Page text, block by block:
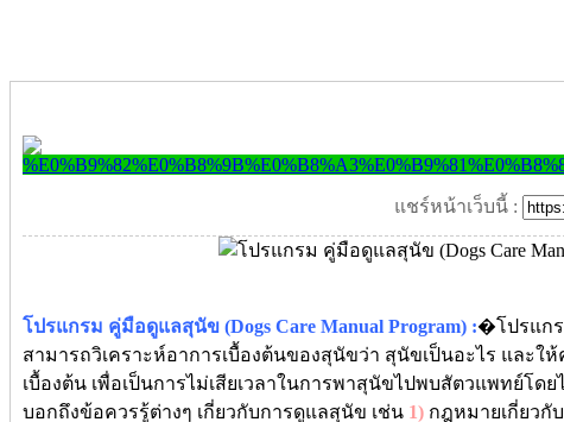
แชร์หน้าเว็บนี้ :
โปรแกรม คู่มือดูแลสุนัข (Dogs Care Manual Program) :�โปรแก
สามารถวิเคราะห์อาการเบื้องต้นของสุนัขว่า สุนัขเป็นอะไร และ
เบื้องต้น เพื่อเป็นการไม่เสียเวลาในการพาสุนัขไปพบสัตวแพทย์โด
บอกถึงข้อควรรู้ต่างๆ เกี่ยวกับการดูแลสุนัข เช่น 1) กฎหมายเกี่ยวกั